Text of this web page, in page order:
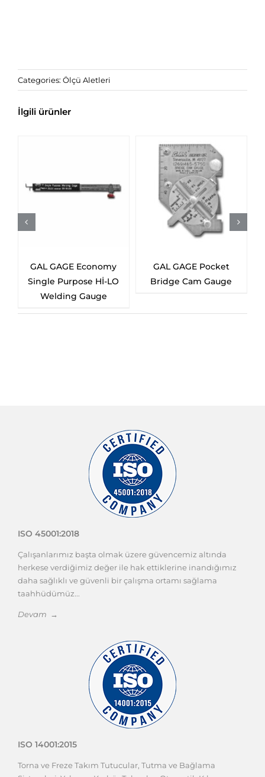
Categories: Ölçü Aletleri
İlgili ürünler
GAL GAGE Economy
Single Purpose Hİ-LO
Welding Gauge
GAL GAGE Pocket
Bridge Cam Gauge
ISO 45001:2018
Çalışanlarımız başta olmak üzere güvencemiz altında
herkese verdiğimiz değer ile hak ettiklerine inandığımız
daha sağlıklı ve güvenli bir çalışma ortamı sağlama
taahhüdümüz...
Devam →
ISO 14001:2015
Torna ve Freze Takım Tutucular, Tutma ve Bağlama